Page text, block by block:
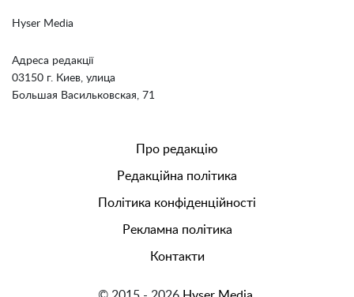
Hyser Media
Адреса редакції
03150 г. Киев, улица
Большая Васильковская, 71
Про редакцію
Редакційна політика
Політика конфіденційності
Рекламна політика
Контакти